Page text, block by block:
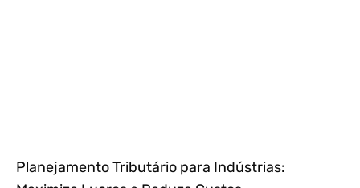
Planejamento Tributário para Indústrias: